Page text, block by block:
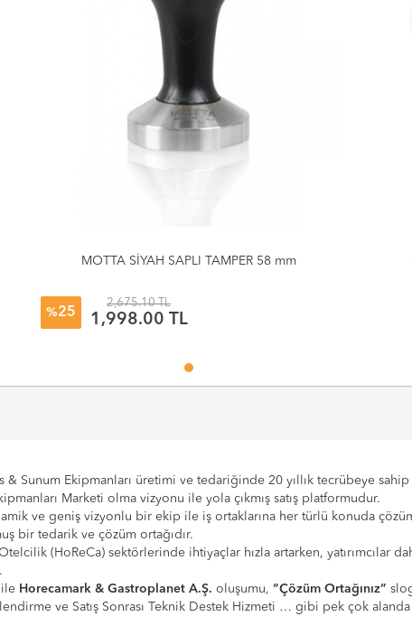
MOTTA SİYAH SAPLI TAMPER 58 mm
%25
2,675.10 TL
1,998.00 TL
& Sunum Ekipmanları üretimi ve tedariğinde 20 yıllık tecrübeye
Marketi olma vizyonu ile yola çıkmış satış platformudur.
ve geniş vizyonlu bir ekip ile iş ortaklarına her türlü konuda
bir tedarik ve çözüm ortağıdır.
(HoReCa) sektörlerinde ihtiyaçlar hızla artarken, yatırımcılar
ile Horecamark & Gastroplanet A.Ş. oluşumu, “Çözüm Ortağınız”
ve Satış Sonrası Teknik Destek Hizmeti … gibi pek çok